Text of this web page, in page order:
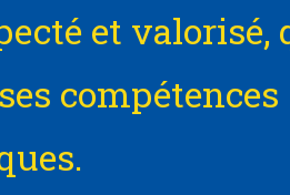
et valorisé,
compétences